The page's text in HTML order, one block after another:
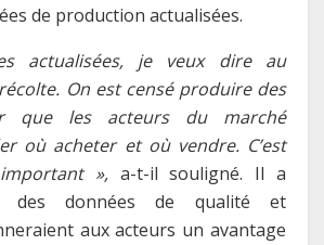
de production actualisées.
actualisées, je veux dire au
On est censé produire des
que les acteurs du marché
où acheter et où vendre. C’est
»,a-t-il souligné. Il a
des données de qualité et
aux acteurs un avantage